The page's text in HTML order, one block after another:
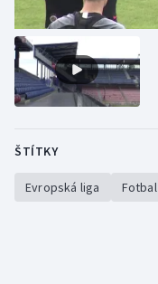
ŠTÍTKY
Evropská liga Fotbal